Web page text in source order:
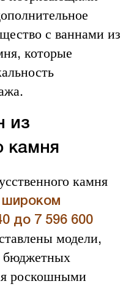
с ваннами из
которые
из
камня
камня
широком
до 7 596 600
модели,
бюджетных
роскошными